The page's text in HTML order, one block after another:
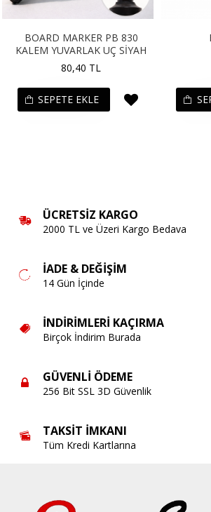
BOARD MARKER PB 830
KALEM YUVARLAK UÇ SİYAH
80,40 TL
SEPETE EKLE
ÜCRETSIZ KARGO
2000 TL ve Üzeri Kargo Bedava
İADE & DEĞIŞIM
14 Gün İçinde
İNDIRIMLERI KAÇIRMA
Birçok İndirim Burada
GÜVENLI ÖDEME
256 Bit SSL 3D Güvenlik
TAKSIT İMKANI
Tüm Kredi Kartlarına